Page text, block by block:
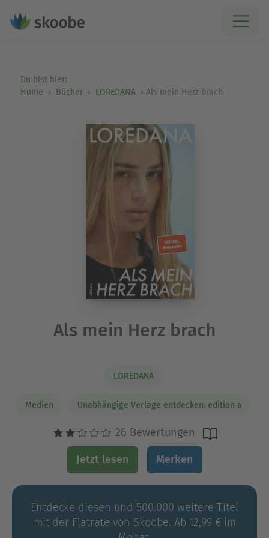
Du bist hier:
Home
Bücher LOREDANA Als mein Herz brach
Als mein Herz brach
LOREDANA
Medien Unabhängige Verlage entdecken: edition a
26 Bewertungen
Jetzt lesen Merken
Entdecke diesen und 500.000 weitere Titel
mit der Flatrate von Skoobe. Ab 12,99 € im